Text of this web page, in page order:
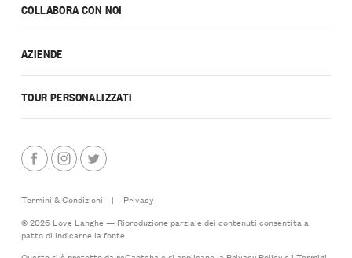
COLLABORA CON NOI
AZIENDE
TOUR PERSONALIZZATI
Termini & Condizioni |
Privacy
© 2026 Love Langhe — Riproduzione parziale dei contenuti consentita a
patto di indicarne la fonte